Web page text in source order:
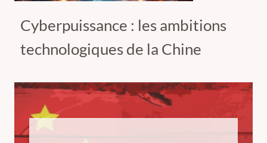
Cyberpuissance : les ambitions
technologiques de la Chine